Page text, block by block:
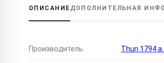
ОПИСАНИЕ ДОПОЛНИТЕЛЬНАЯ
Производитель Thun 1794